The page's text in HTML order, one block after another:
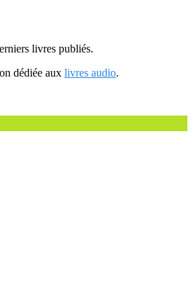
livres publiés.
dédiée aux livres audio.